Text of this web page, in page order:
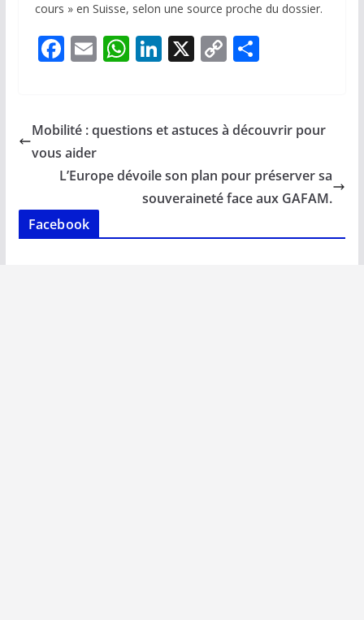
cours » en Suisse, selon une source proche du dossier.
F
b
o
o
k
E
l
W
s
p
p
Li
e
n
X C
y
n
k
P
g
Mobilité : questions et astuces à découvrir pour
vous aider
L’Europe dévoile son plan pour préserver sa
souveraineté face aux GAFAM.
Facebook